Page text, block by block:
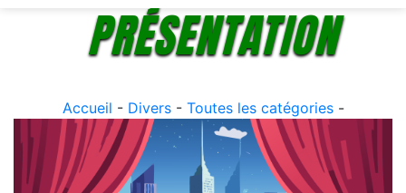
PRÉSENTATION
Accueil - Divers- Toutes les catégories-